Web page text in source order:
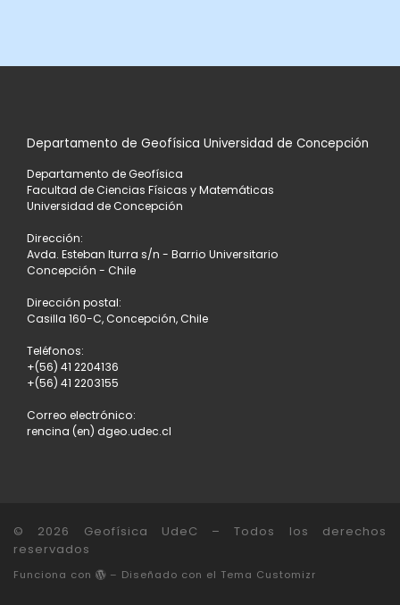
Departamento de Geofísica Universidad de Concepción
Departamento de Geofísica
Facultad de Ciencias Físicas y Matemáticas
Universidad de Concepción
Dirección:
Avda. Esteban Iturra s/n - Barrio Universitario
Concepción - Chile
Dirección postal:
Casilla 160-C, Concepción, Chile
Teléfonos:
+(56) 41 2204136
+(56) 41 2203155
Correo electrónico:
rencina (en) dgeo.udec.cl
© 2026 Geofísica UdeC – Todos los derechos
reservados
Funciona con – Diseñado con el Tema Customizr